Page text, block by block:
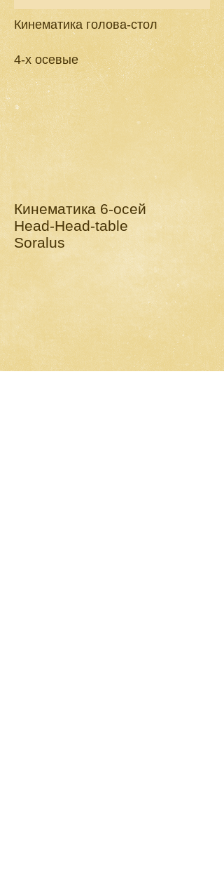
Кинематика голова-стол
4-х осевые
Кинематика 6-осей
Head-Head-table
Soralus